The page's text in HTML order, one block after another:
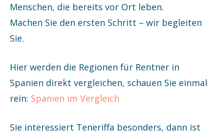
Menschen, die bereits vor Ort leben.
Machen Sie den ersten Schritt – wir begleiten
Sie.
Hier werden die Regionen für Rentner in
Spanien direkt vergleichen, schauen Sie einmal
rein: Spanien im Vergleich
Sie interessiert Teneriffa besonders, dann ist